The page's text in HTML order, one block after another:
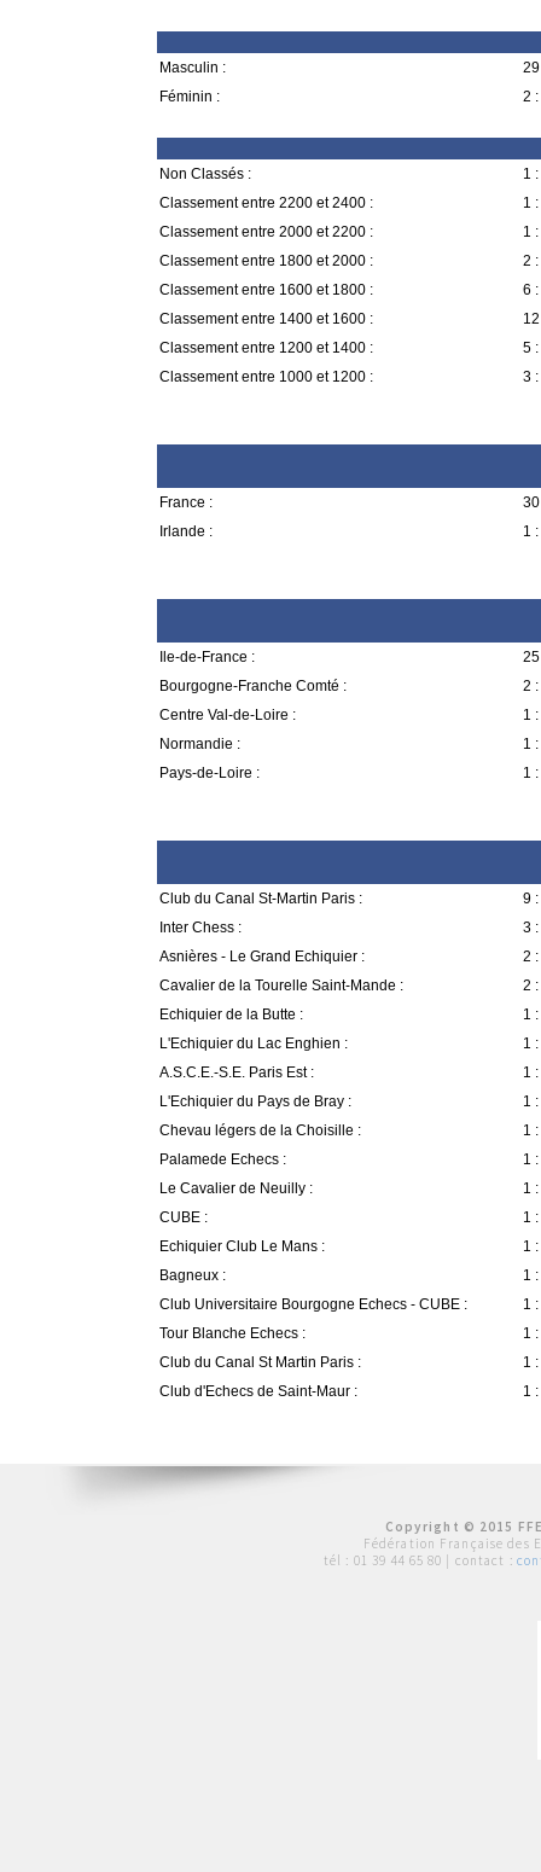
Masculin :
Féminin :
2 :
Non Classés :
1 :
Classement entre 2200 et 2400 :
1 :
Classement entre 2000 et 2200 :
1 :
Classement entre 1800 et 2000 :
2 :
Classement entre 1600 et 1800 :
6 :
Classement entre 1400 et 1600 :
Classement entre 1200 et 1400 :
5 :
Classement entre 1000 et 1200 :
3 :
France :
Irlande :
1 :
Ile-de-France :
Bourgogne-Franche Comté :
2 :
Centre Val-de-Loire :
1 :
Normandie :
1 :
Pays-de-Loire :
1 :
Club du Canal St-Martin Paris :
9 :
Inter Chess :
3 :
Asnières - Le Grand Echiquier :
2 :
Cavalier de la Tourelle Saint-Mande :
2 :
Echiquier de la Butte :
1 :
L'Echiquier du Lac Enghien :
1 :
A.S.C.E.-S.E. Paris Est :
1 :
L'Echiquier du Pays de Bray :
1 :
Chevau légers de la Choisille :
1 :
Palamede Echecs :
1 :
Le Cavalier de Neuilly :
1 :
CUBE :
1 :
Echiquier Club Le Mans :
1 :
Bagneux :
1 :
Club Universitaire Bourgogne Echecs - CUBE :
1 :
Tour Blanche Echecs :
1 :
Club du Canal St Martin Paris :
1 :
Club d'Echecs de Saint-Maur :
1 :
Copyright © 2015
Fédération Française des
tél : 01 39 44 65 80 | contact :